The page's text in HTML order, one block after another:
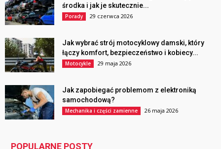
środka i jak je skutecznie...
Porady 29 czerwca 2026
Jak wybrać strój motocyklowy damski, który
łączy komfort, bezpieczeństwo i kobiecy...
Motocykle 29 maja 2026
Jak zapobiegać problemom z elektroniką
samochodową?
Mechanika i części zamienne 26 maja 2026
POPULARNE POSTY